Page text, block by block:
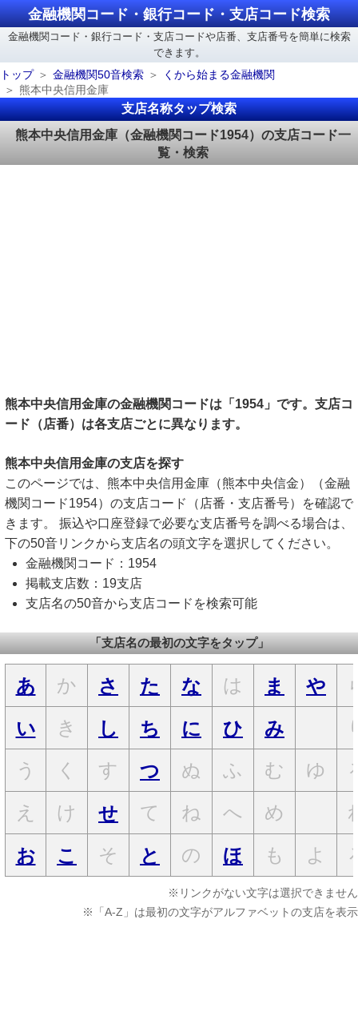
金融機関コード・銀行コード・支店コード検索
金融機関コード・銀行コード・支店コードや店番、支店番号を簡単に検索
できます。
トップ
金融機関50音検索
くから始まる金融機関
熊本中央信用金庫
支店名称タップ検索
熊本中央信用金庫（金融機関コード1954）の支店コード一
覧・検索
熊本中央信用金庫の金融機関コードは「1954」です。支店コ
ード（店番）は各支店ごとに異なります。
熊本中央信用金庫の支店を探す
このページでは、熊本中央信用金庫（熊本中央信金）（金融
機関コード1954）の支店コード（店番・支店番号）を確認で
きます。 振込や口座登録で必要な支店番号を調べる場合は、
下の50音リンクから支店名の頭文字を選択してください。
金融機関コード：1954
掲載支店数：19支店
支店名の50音から支店コードを検索可能
「支店名の最初の文字をタップ」
あ か さ た な は ま や
い
き し ち に ひ み
う
く す つ ぬ ふ む ゆ
え
け せ て ね へ め
お
こ そ と の ほ も よ
※リンクがない文字は選択できません
※「A-Z」は最初の文字がアルファベットの支店を表示